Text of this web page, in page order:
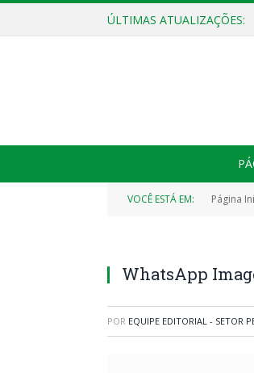
ÚLTIMAS ATUALIZAÇÕES:
VOCÊ ESTÁ EM: Página
WhatsApp
POR EQUIPE EDITORIAL - SETOR